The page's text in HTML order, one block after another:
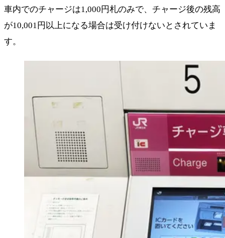
車内でのチャージは1,000円札のみで、チャージ後の残高
が10,001円以上になる場合は受け付けないとされていま
す。